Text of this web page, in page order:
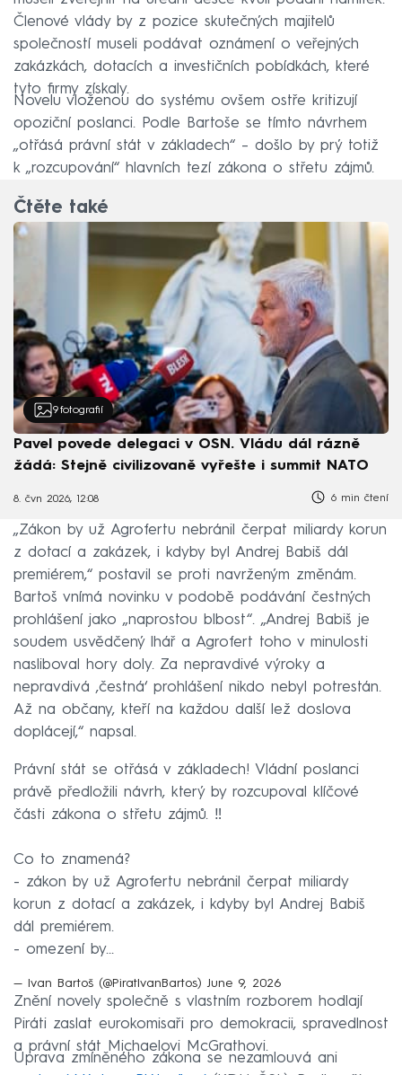
Členové vlády by z pozice skutečných majitelů
společností museli podávat oznámení o veřejných
zakázkách, dotacích a investičních pobídkách, které
tyto firmy získaly.
Novelu vloženou do systému ovšem ostře kritizují
opoziční poslanci. Podle Bartoše se tímto návrhem
„otřásá právní stát v základech“ – došlo by prý totiž
k „rozcupování“ hlavních tezí zákona o střetu zájmů.
Čtěte také
9 fotografií
Pavel povede delegaci v OSN. Vládu dál rázně
žádá: Stejně civilizovaně vyřešte i summit NATO
8. čvn 2026, 12:08 6 min čtení
„Zákon by už Agrofertu nebránil čerpat miliardy korun
z dotací a zakázek, i kdyby byl Andrej Babiš dál
premiérem,“ postavil se proti navrženým změnám.
Bartoš vnímá novinku v podobě podávání čestných
prohlášení jako „naprostou blbost“. „Andrej Babiš je
soudem usvědčený lhář a Agrofert toho v minulosti
nasliboval hory doly. Za nepravdivé výroky a
nepravdivá ‚čestná‘ prohlášení nikdo nebyl potrestán.
Až na občany, kteří na každou další lež doslova
doplácejí,“ napsal.
Právní stát se otřásá v základech! Vládní poslanci
právě předložili návrh, který by rozcupoval klíčové
části zákona o střetu zájmů. ‼️
Co to znamená?
- zákon by už Agrofertu nebránil čerpat miliardy
korun z dotací a zakázek, i kdyby byl Andrej Babiš
dál premiérem.
- omezení by…
— Ivan Bartoš (@PiratIvanBartos) June 9, 2026
Znění novely společně s vlastním rozborem hodlají
Piráti zaslat eurokomisaři pro demokracii, spravedlnost
a právní stát Michaelovi McGrathovi.
Úprava zmíněného zákona se nezamlouvá ani